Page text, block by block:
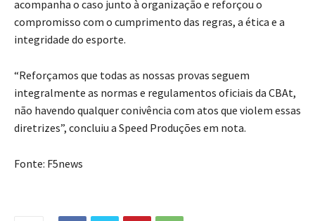
acompanha o caso junto à organização e reforçou o
compromisso com o cumprimento das regras, a ética e a
integridade do esporte.
“Reforçamos que todas as nossas provas seguem
integralmente as normas e regulamentos oficiais da CBAt,
não havendo qualquer conivência com atos que violem essas
diretrizes”, concluiu a Speed Produções em nota.
Fonte: F5news